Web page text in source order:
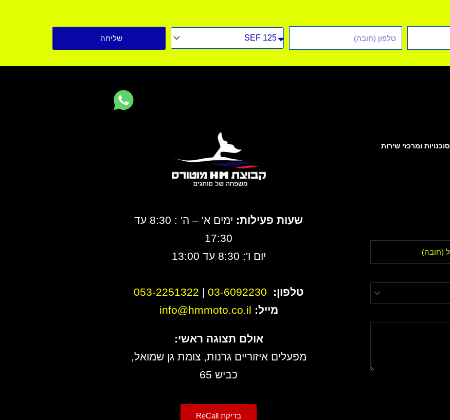
סוג
רכב
שליחה
סוכנויות ומרכזי שירות
שעות פעילות:
ימים א' – ה' : 8:30 עד
17:30
יום ו': 8:30 עד 13:00
טלפון: 03-6092230
|
053-2251322
מייל: info@hmmoto.co.il
אולם תצוגה ראשי:
מפעלים איזוריים גרנות, צומת גן שמואל,
כביש 65
בדיקת ReCall